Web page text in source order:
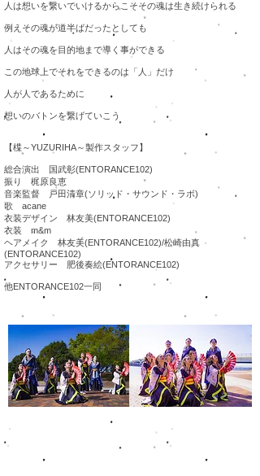
人は想いを繋いでいけるからこそその魂は生き続けられる
例えその魂が道半ばだったとしても
人はその魂を目的地まで導く事ができる
この地球上でそれをできるのは「 人」だけ
人が人であるために
想いのバトンを繋げていこう
【楪～YUZURIHA～製作スタッフ】
総合演出 国武彰(ENTORANCE102)​
振り 梶原良恵
音楽監督 戸田清章(ソリッド・サウンド・ラボ)
歌 acane
衣装デザイン 林友美(ENTORANCE102)
衣装 m&m
ヘアメイク 林友美(ENTORANCE102)/松崎由真
(ENTORANCE102)
アクセサリー 肥後奏絵(ENTORANCE102)
​他ENTORANCE102一同